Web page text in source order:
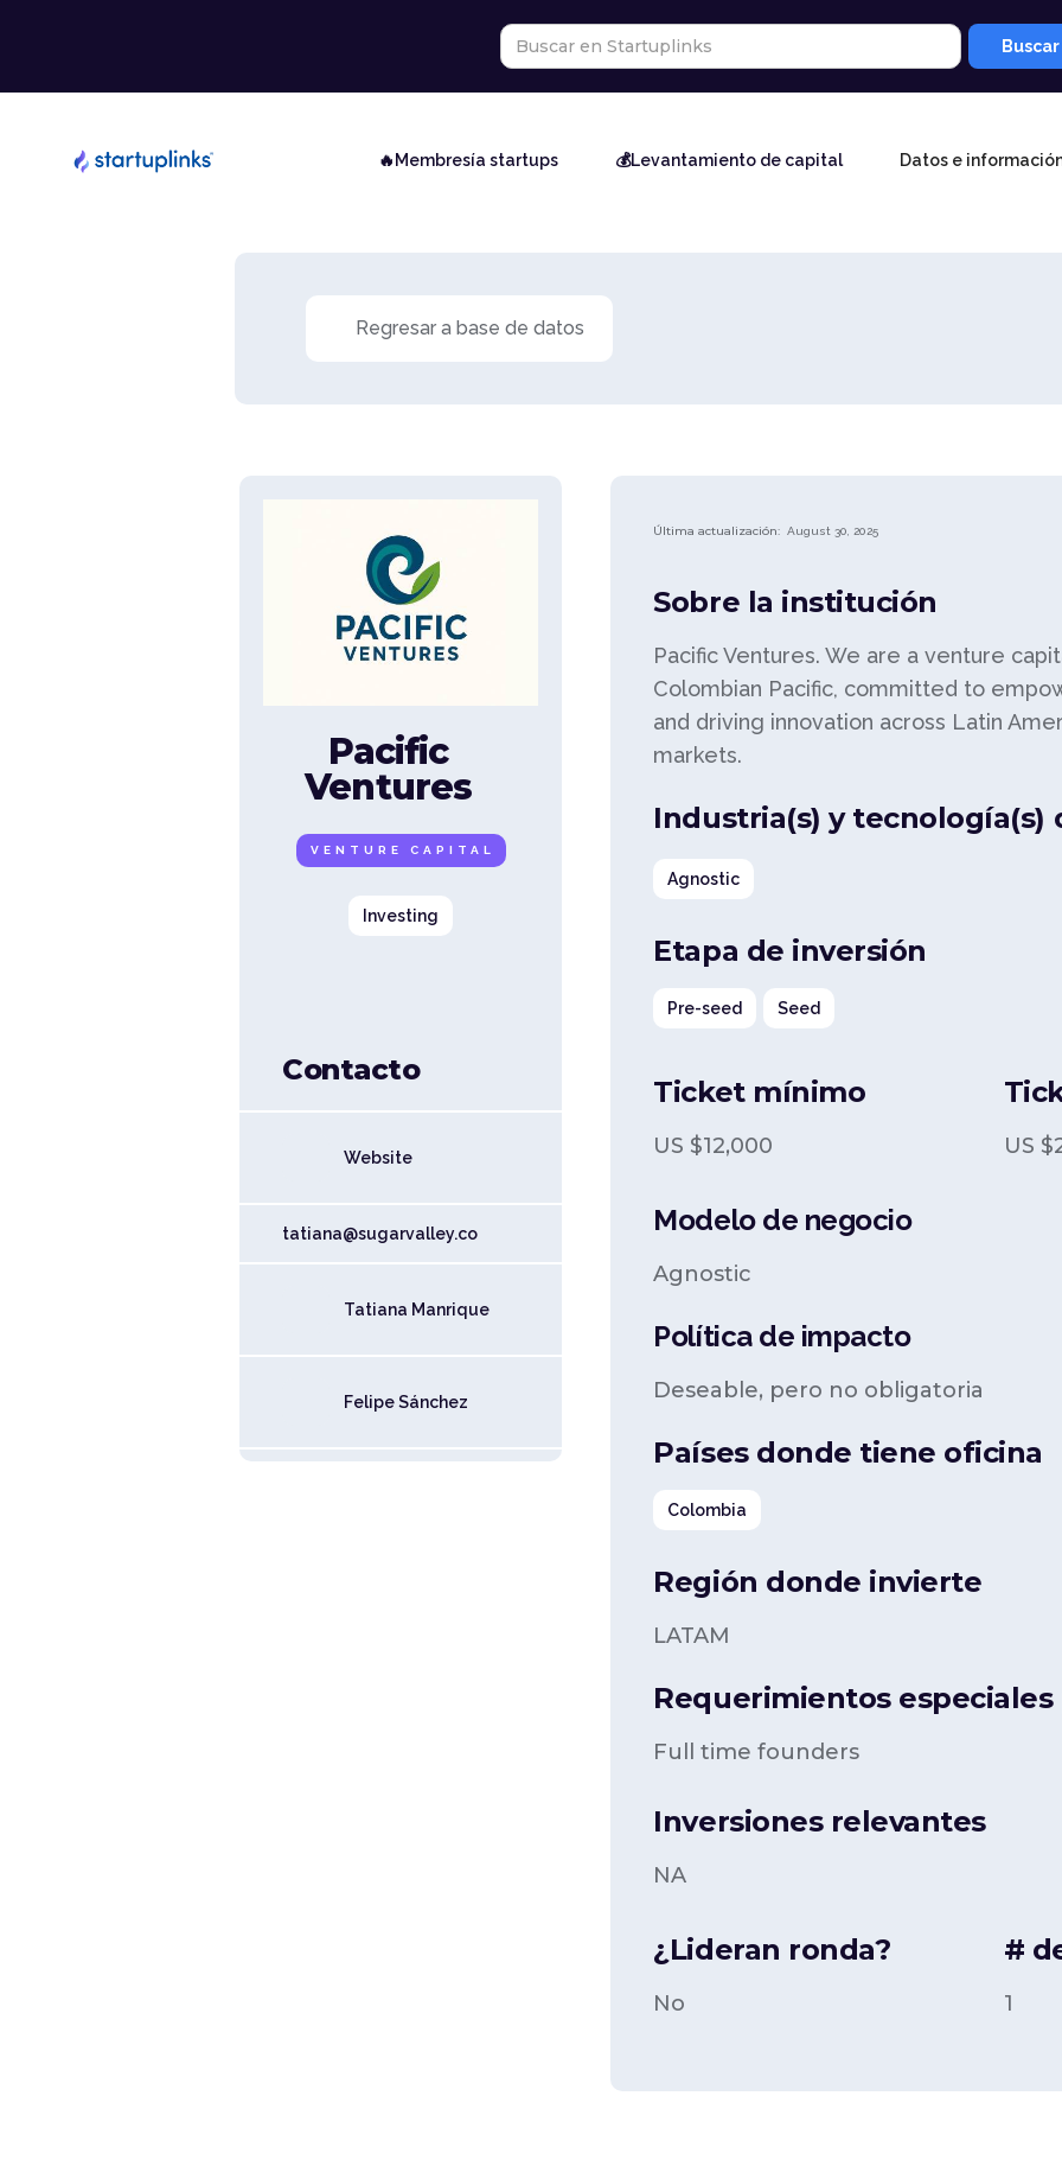
🔥Membresía startups 💰Levantamiento de capital Datos e
Regresar a base de datos
Pacific
Ventures
VENTURE CAPITAL
Investing
Contacto
Website
tatiana@sugarvalley.co
Tatiana Manrique
Felipe Sánchez
Última actualización: August 30, 2025
Sobre la institución
Pacific Ventures. We are a venture
Colombian Pacific, committed to
and driving innovation across Latin
markets.
Industria(s) y tecnología(s)
Agnostic
Etapa de inversión
Pre-seed Seed
Ticket mínimo
US $12,000 US $
Modelo de negocio
Agnostic
Política de impacto
Deseable, pero no obligatoria
Países donde tiene oficina
Colombia
Región donde invierte
LATAM
Requerimientos
Full time founders
Inversiones relevantes
NA
¿Lideran ronda?
No
#
1